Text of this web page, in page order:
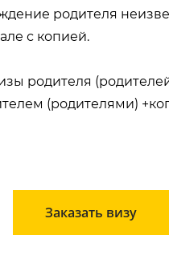
родителя
с копией.
родителя
(родителями)
Заказать визу